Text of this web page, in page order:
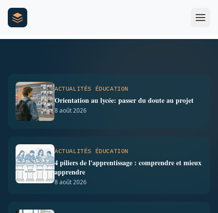
Syndicat-IA.fr — Éducation, orientation et métiers d'avenir
Mon activité Formation : se
connecter et déclarer son Activité
ACTUALITÉS ÉDUCATION
Orientation au lycée: passer du doute au projet
8 août 2026
ACTUALITÉS ÉDUCATION
4 piliers de l'apprentissage : comprendre et mieux
apprendre
8 août 2026